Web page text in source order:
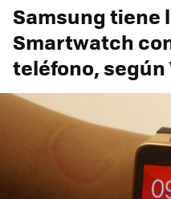
Samsung tiene
Smartwatch
teléfono, según